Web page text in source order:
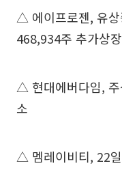
△ 에이프로젠, 유
468,934주 추가상장
△ 현대에버다임,
소
△ 멤레이비티, 22